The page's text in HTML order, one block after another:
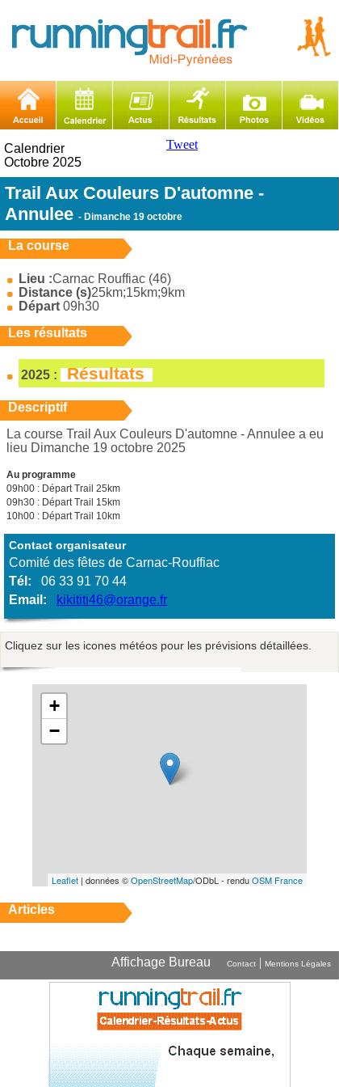
Calendrier
Octobre 2025
Tweet
Trail Aux Couleurs D'automne -
Annulee - Dimanche 19 octobre
La course
Lieu :Carnac Rouffiac (46)
Distance (s)25km;15km;9km
Départ 09h30
Les résultats
2025 : Résultats
Descriptif
La course Trail Aux Couleurs D'automne - Annulee a eu
lieu Dimanche 19 octobre 2025
Au programme
09h00 : Départ Trail 25km
09h30 : Départ Trail 15km
10h00 : Départ Trail 10km
Contact organisateur
Comité des fêtes de Carnac-Rouffiac
Tél: 06 33 91 70 44
Email:
kikititi46@orange.fr
Cliquez sur les icones météos pour les prévisions détaillées.
+
−
Leaflet | données ©OpenStreetMap/ODbL - renduOSM France
Articles
Affichage Bureau Contact | Mentions Légales